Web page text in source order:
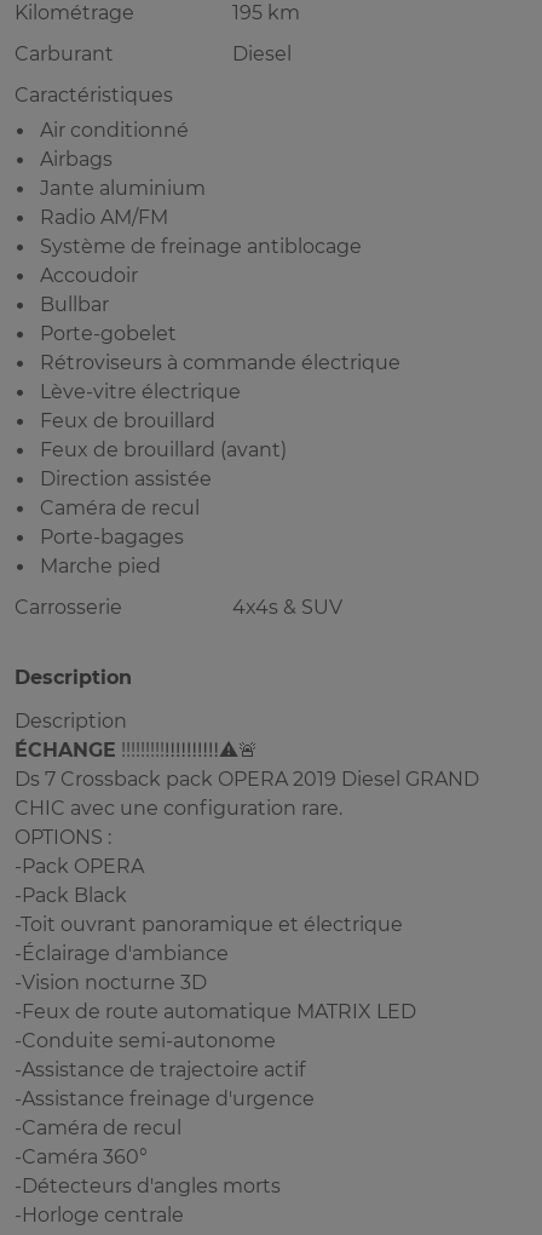
Kilométrage
195 km
Carburant
Diesel
Caractéristiques
Air conditionné
Airbags
Jante aluminium
Radio AM/FM
Système de freinage antiblocage
Accoudoir
Bullbar
Porte-gobelet
Rétroviseurs à commande électrique
Lève-vitre électrique
Feux de brouillard
Feux de brouillard (avant)
Direction assistée
Caméra de recul
Porte-bagages
Marche pied
Carrosserie
4x4s & SUV
Description
Description
ÉCHANGE !!!!!!!!!‼️‼️‼️‼️‼️⚠️🚨
Ds 7 Crossback pack OPERA 2019 Diesel GRAND
CHIC avec une configuration rare.
OPTIONS :
-Pack OPERA
-Pack Black
-Toit ouvrant panoramique et électrique
-Éclairage d'ambiance
-Vision nocturne 3D
-Feux de route automatique MATRIX LED
-Conduite semi-autonome
-Assistance de trajectoire actif
-Assistance freinage d'urgence
-Caméra de recul
-Caméra 360°
-Détecteurs d'angles morts
-Horloge centrale